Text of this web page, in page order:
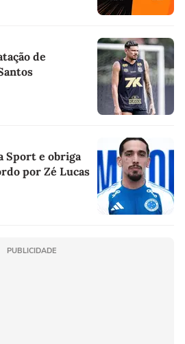
de
Sport e obriga
por Zé Lucas
PUBLICIDADE